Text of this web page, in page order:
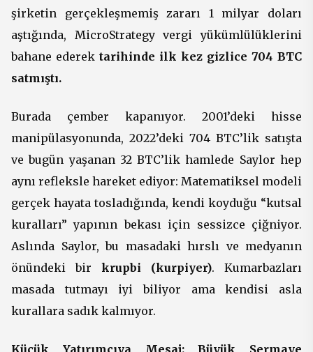
şirketin gerçekleşmemiş zararı 1 milyar doları
aştığında, MicroStrategy vergi yükümlülüklerini
bahane ederek tarihinde ilk kez gizlice 704 BTC
satmıştı.
Burada çember kapanıyor. 2001’deki hisse
manipülasyonunda, 2022’deki 704 BTC’lik satışta
ve bugün yaşanan 32 BTC’lik hamlede Saylor hep
aynı refleksle hareket ediyor: Matematiksel modeli
gerçek hayata tosladığında, kendi koyduğu “kutsal
kuralları” yapının bekası için sessizce çiğniyor.
Aslında Saylor, bu masadaki hırslı ve medyanın
önündeki bir krupbi (kurpiyer). Kumarbazları
masada tutmayı iyi biliyor ama kendisi asla
kurallara sadık kalmıyor.
Küçük Yatırımcıya Mesaj: Büyük Sermaye